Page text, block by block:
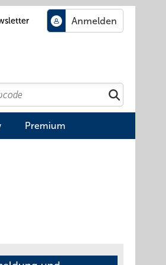
Premium